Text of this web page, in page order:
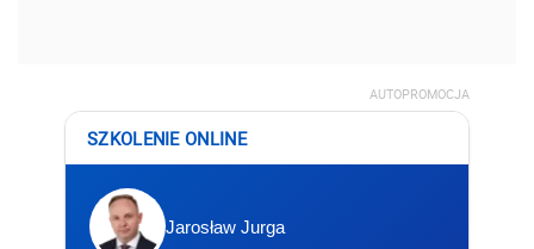
AUTOPROMOCJA
SZKOLENIE ONLINE
Jarosław Jurga